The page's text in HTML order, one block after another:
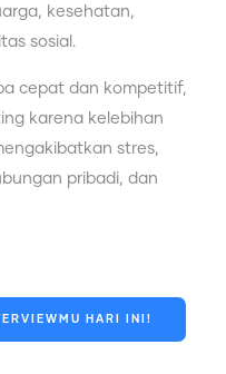
kesehatan,
sosial.
cepat dan kompetitif,
karena kelebihan
stres,
pribadi, dan
HARI INI!